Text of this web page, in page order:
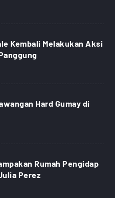
Kembali Melakukan Aksi
Hard Gumay di
Rumah Pengidap
Perez